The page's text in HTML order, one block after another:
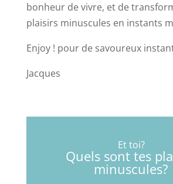
bonheur de vivre, et de
plaisirs minuscules en instants
Enjoy ! pour de savoureux
Jacques
Et toi?
Quels sont tes
minuscules?